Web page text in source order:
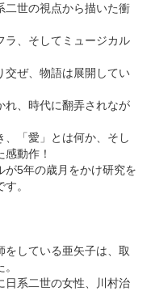
二世の視点から描いた衝
ラ、そしてミュージカル
交ぜ、物語は展開してい
れ、時代に翻弄されなが
「愛」とは何か、そし
動作！
が5年の歳月をかけ研究を
。
をしている亜矢子は、取
日系二世の女性、川村治